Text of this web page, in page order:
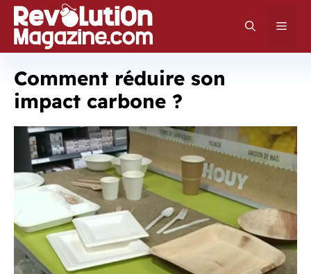
Aller
au
contenu
Comment réduire son
impact carbone ?